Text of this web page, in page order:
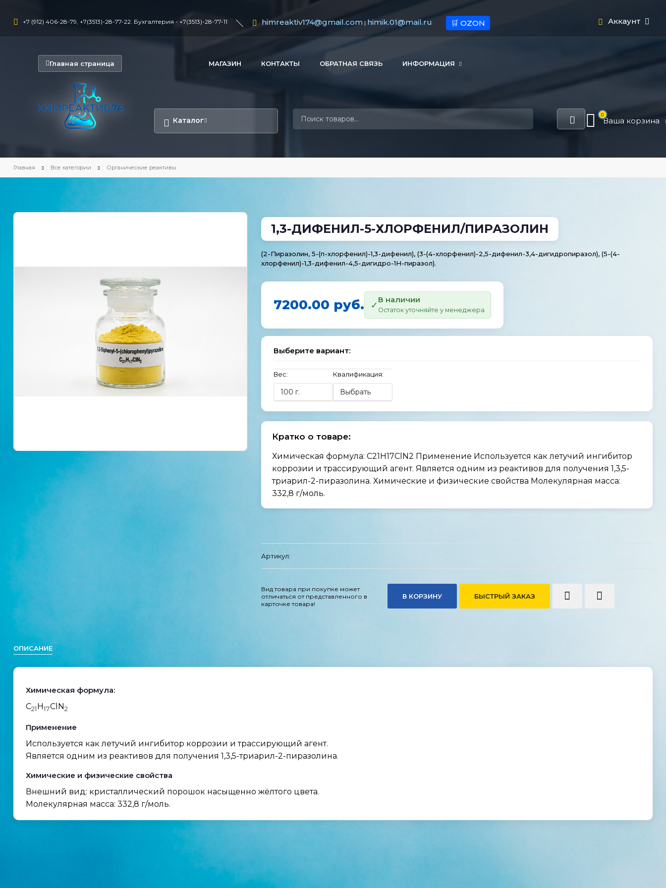
+7 (912) 406-28-79, +7(3513)-28-77-22. Бухгалтерия - +7(3513)-28-77-11 himreaktiv174@gmail.com| himik.01@mail.ru 🛒 OZON Аккаунт
МАГАЗИН КОНТАКТЫ ОБРАТНАЯ СВЯЗЬ ИНФОРМАЦИЯ
Главная страница
Каталог
0
Ваша корзина
Главная Все категории Органические реактивы
1,3-ДИФЕНИЛ-5-ХЛОРФЕНИЛ/ПИРАЗОЛИН
(2-Пиразолин, 5-(п-хлорфенил)-1,3-дифенил), (3-(4-хлорфенил)-2,5-дифенил-3,4-дигидропиразол), (5-(4-
хлорфенил)-1,3-дифенил-4,5-дигидро-1H-пиразол).
7200.00 руб. В наличии
Остаток уточняйте у менеджера
Выберите вариант:
Вес: Квалификация:
Кратко о товаре:
Химическая формула: C21H17ClN2 Применение Используется как летучий ингибитор
коррозии и трассирующий агент. Является одним из реактивов для получения 1,3,5-
триарил-2-пиразолина. Химические и физические свойства Молекулярная масса:
332,8 г/моль.
Артикул:
Вид товара при покупке может
отличаться от представленного в
карточке товара!
В КОРЗИНУ БЫСТРЫЙ ЗАКАЗ
ОПИСАНИЕ
Химическая формула:
C21H17ClN2
Применение
Используется как летучий ингибитор коррозии и трассирующий агент.
Является одним из реактивов для получения 1,3,5-триарил-2-пиразолина.
Химические и физические свойства
Внешний вид: кристаллический порошок насыщенно жёлтого цвета.
Молекулярная масса: 332,8 г/моль.